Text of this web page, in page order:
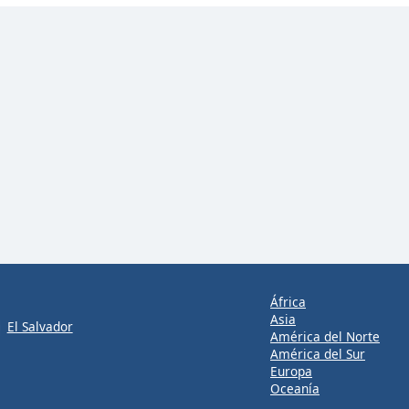
El Salvador
África
Asia
América del Norte
América del Sur
Europa
Oceanía